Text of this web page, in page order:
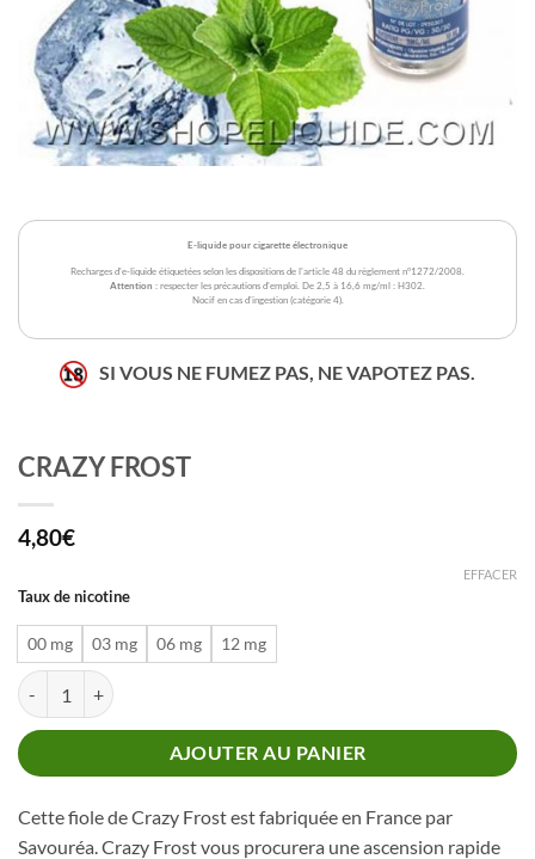
E-liquide pour cigarette électronique
Recharges d'e-liquide étiquetées selon les dispositions de l'article 48 du règlement n°1272/2008.
Attention : respecter les précautions d'emploi. De 2,5 à 16,6 mg/ml : H302.
Nocif en cas d'ingestion (catégorie 4).
SI VOUS NE FUMEZ PAS, NE VAPOTEZ PAS.
CRAZY FROST
4,80€
Taux de nicotine
00 mg 03 mg 06 mg 12 mg
EFFACER
quantité de CRAZY FROST
AJOUTER AU PANIER
Cette fiole de Crazy Frost est fabriquée en France par
Savouréa. Crazy Frost vous procurera une ascension rapide